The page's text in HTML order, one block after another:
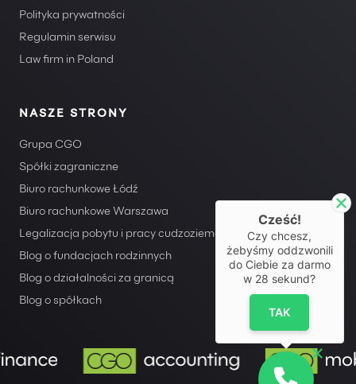
Polityka prywatności
Regulamin serwisu
Law firm in Poland
NASZE STRONY
Grupa CGO
Spółki zagraniczne
Biuro rachunkowe Łódź
Biuro rachunkowe Warszawa
Legalizacja pobytu i pracy cudzoziemców
Blog o fundacjach rodzinnych
Blog o działalności za granicą
Blog o spółkach
Cześć!
Czy chcesz,
żebyśmy oddzwonili
do Ciebie za darmo
w 28 sekund?
TAK